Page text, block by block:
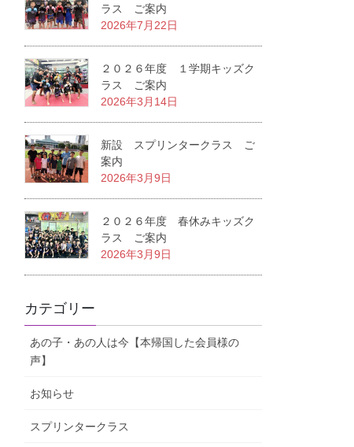
ラス ご案内
2026年7月22日
２０２６年度 １学期キッズク
ラス ご案内
2026年3月14日
新設 スプリンタークラス ご
案内
2026年3月9日
２０２６年度 春休みキッズク
ラス ご案内
2026年3月9日
カテゴリー
あの子・あの人は今【本帰国した会員様の
声】
お知らせ
スプリンタークラス